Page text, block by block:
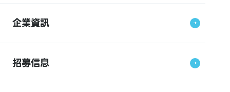
企業資訊
招募信息